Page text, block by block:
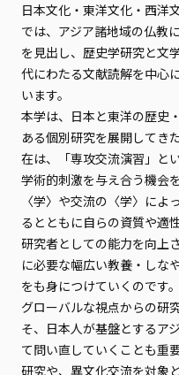
日本文化・東洋文化・西洋
では、アジア諸地域の仏教
を見出し、歴史学研究と文
代にわたる文献読解を中心
います。
本学は、日本と東洋の歴史
ある個別研究を展開してき
在は、「専攻交流演習」と
学術的刺激を与え合う機会
〈学〉や交流の〈学〉によ
るとともに自らの資質や適
研究者としての能力を向上
に必要な幅広い教養・しな
をも身につけていくのです。
グローバルな視点からの研
そ、日本人が基盤とするア
て問い直していくことも重
研究や、異文化交流を対象